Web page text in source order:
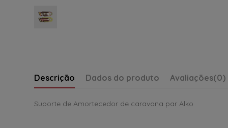
Descrição Dados do produto Avaliações(0)
Suporte de Amortecedor de caravana par Alko